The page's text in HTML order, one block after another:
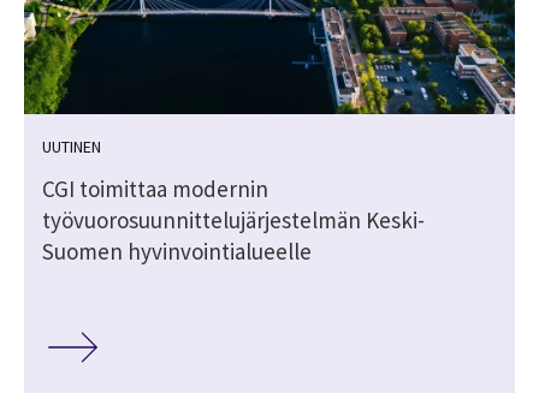
UUTINEN
CGI toimittaa modernin
työvuorosuunnittelujärjestelmän Keski-
Suomen hyvinvointialueelle